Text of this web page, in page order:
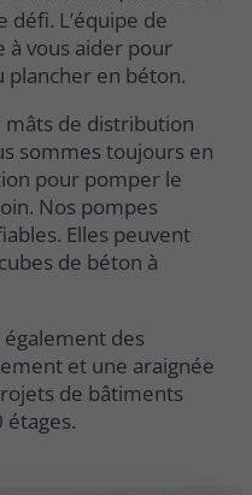
L’équipe de
à vous aider pour
plancher en béton.
mâts de distribution
sommes toujours en
pour pomper le
Nos pompes
Elles peuvent
de béton à
des
et une araignée
de bâtiments
étages.